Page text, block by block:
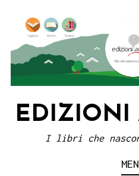
content
EDIZIONI
I libri che